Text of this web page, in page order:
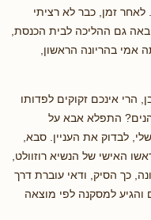
לאחר זמן, כבר לא רציתי
גם ההליכה לבית הכנסת,
אמי בהריונה הראשון,
הרי אינכם זקוקים לפדותו
התפלא אבא על
לבדוק את העניין. סבא,
האישי של הנשיא רוזוולט,
כך הסיק, ודאי עוברת דרך
למסקנה לפי מוצאה